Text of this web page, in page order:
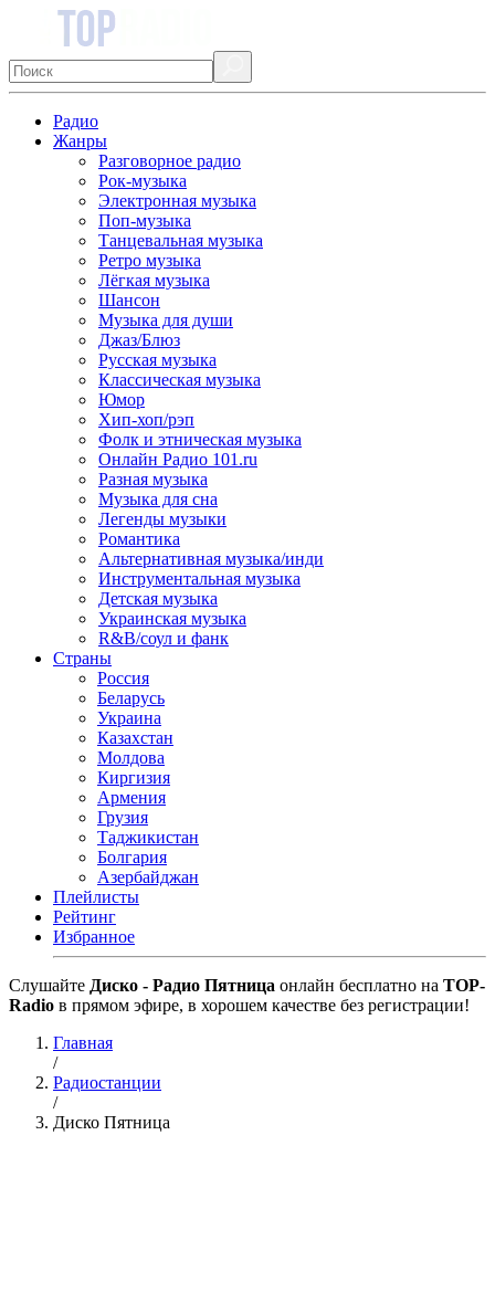
Радио
Жанры
Разговорное радио
Рок-музыка
Электронная музыка
Поп-музыка
Танцевальная музыка
Ретро музыка
Лёгкая музыка
Шансон
Музыка для души
Джаз/Блюз
Русская музыка
Классическая музыка
Юмор
Хип-хоп/рэп
Фолк и этническая музыка
Онлайн Радио 101.ru
Разная музыка
Музыка для сна
Легенды музыки
Романтика
Альтернативная музыка/инди
Инструментальная музыка
Детская музыка
Украинская музыка
R&B/cоул и фанк
Страны
Россия
Беларусь
Украина
Казахстан
Молдова
Киргизия
Армения
Грузия
Таджикистан
Болгария
Азербайджан
Плейлисты
Рейтинг
Избранное
Cлушайте Диско - Радио Пятница онлайн бесплатно на TOP-
Radio в прямом эфире, в хорошем качестве без регистрации!
Главная
/
Радиостанции
/
Диско Пятница